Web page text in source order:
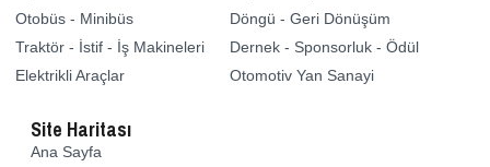
Otobüs - Minibüs
Traktör - İstif - İş Makineleri
Elektrikli Araçlar
Döngü - Geri Dönüşüm
Dernek - Sponsorluk - Ödül
Otomotiv Yan Sanayi
Site Haritası
Ana Sayfa